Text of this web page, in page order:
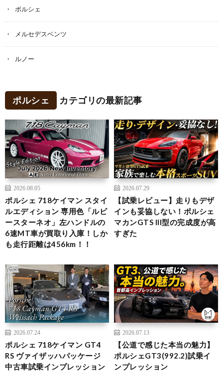
ポルシェ
メルセデスベンツ
ルノー
ポルシェ カテゴリの最新記事
2026.08.05
ポルシェ 718ケイマン スタイ
ルエディション 専用色「ルビ
ースターネオ」左ハンドルの
6速MT車が買取り入庫！しか
も走行距離は456km！！
2026.07.29
【試乗レビュー】走りもデザ
インも妥協しない！ポルシェ
マカンGTS III型の完成度が高
すぎた
2026.07.24
ポルシェ 718ケイマン GT4
RS ヴァイザッハパッケージ
中古車試乗インプレッション
2026.07.13
【公道で感じた本当の魅力】
ポルシェGT3(992.2)試乗イ
ンプレッション